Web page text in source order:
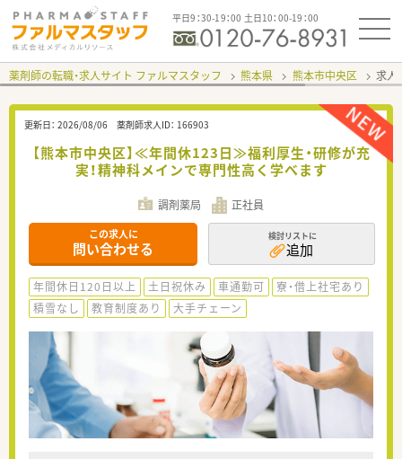
平日9：30-19：00 土日10：00-19：00
薬剤師の転職・求人サイト ファルマスタッフ 熊本県 熊本市中央区 求人
更新日： 2026/08/06 薬剤師求人ID： 166903
【熊本市中央区】≪年間休123日≫福利厚生・研修が充
実！精神科メインで専門性高く学べます
調剤薬局 正社員
この求人に
問い合わせる
検討リストに
追加
年間休日120日以上 土日祝休み 車通勤可
寮・借上社宅あり
積雪なし
教育制度あり 大手チェーン